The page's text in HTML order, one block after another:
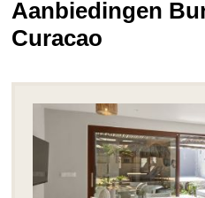
Aanbiedingen
Curacao